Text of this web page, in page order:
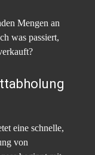
Mengen an
was passiert,
eine schnelle,
von